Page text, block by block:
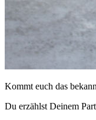
Kommt euch das
Du erzählst Deinem